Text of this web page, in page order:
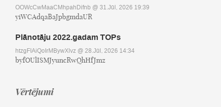
OOWcCwMaaCMhpahDifnb @ 31.Jūl, 2026 19:39
yiWCAdqaBaJpbgmdaUR
Plānotāju 2022.gadam TOPs
htzgFIAiQoIrMBywXlvz @ 28.Jūl, 2026 14:34
byfOUlISMJyuncRwQhHfJmz
Vērtējumi